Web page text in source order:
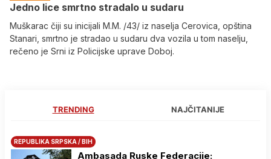
Јedno lice smrtno stradalo u sudaru
Muškarac čiji su inicijali M.M. /43/ iz naselja Cerovica, opština
Stanari, smrtno je stradao u sudaru dva vozila u tom naselju,
rečeno je Srni iz Policijske uprave Doboj.
TRENDING NAJČITANIJE
REPUBLIKA SRPSKA / BIH
Ambasada Ruske Federacije: